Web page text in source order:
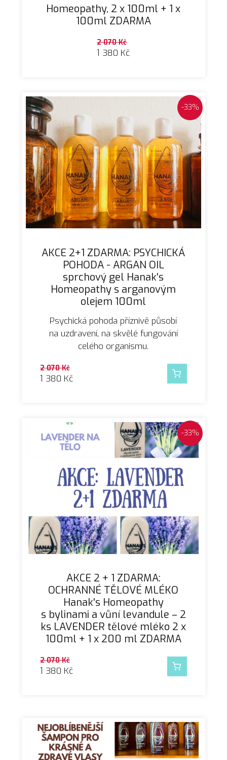
Homeopathy, 2 x 100ml + 1 x
100ml ZDARMA
2 070Kč
1 380 Kč
-33%
AKCE 2+1 ZDARMA: PSYCHICKÁ
POHODA - ARGAN OIL
sprchový gel Hanak's
Homeopathy s arganovým
olejem 100ml
Psychická pohoda příznivě působí
na uzdravení, na skvělé fungování
celého organismu.
2 070Kč
1 380 Kč
-33%
AKCE 2 + 1 ZDARMA:
OCHRANNÉ TĚLOVÉ MLÉKO
Hanak's Homeopathy
s bylinami a vůní levandule – 2
ks LAVENDER tělové mléko 2 x
100ml + 1 x 200 ml ZDARMA
2 070Kč
1 380 Kč